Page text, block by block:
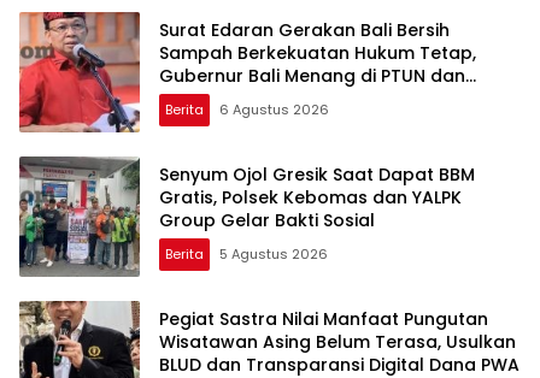
Surat Edaran Gerakan Bali Bersih
Sampah Berkekuatan Hukum Tetap,
Gubernur Bali Menang di PTUN dan
Banding
Berita 6 Agustus 2026
Senyum Ojol Gresik Saat Dapat BBM
Gratis, Polsek Kebomas dan YALPK
Group Gelar Bakti Sosial
Berita 5 Agustus 2026
Pegiat Sastra Nilai Manfaat Pungutan
Wisatawan Asing Belum Terasa, Usulkan
BLUD dan Transparansi Digital Dana PWA